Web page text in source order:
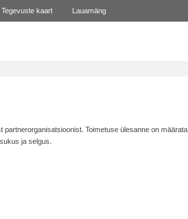
Tegevuste kaart Lauamäng
Toimetuse ülesanne on määrata
ja selgus.